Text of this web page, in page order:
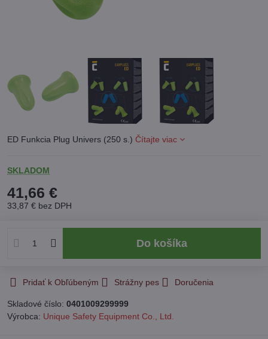
ED Funkcia Plug Univers (250 s.) Čítajte viac
SKLADOM
41,66 €
33,87 € bez DPH
Do košíka
Pridať k Obľúbeným Strážny pes Doručenia
Skladové číslo: 0401009299999
Výrobca: Unique Safety Equipment Co., Ltd.